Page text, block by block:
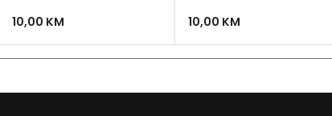
10,00 KM
10,00 KM